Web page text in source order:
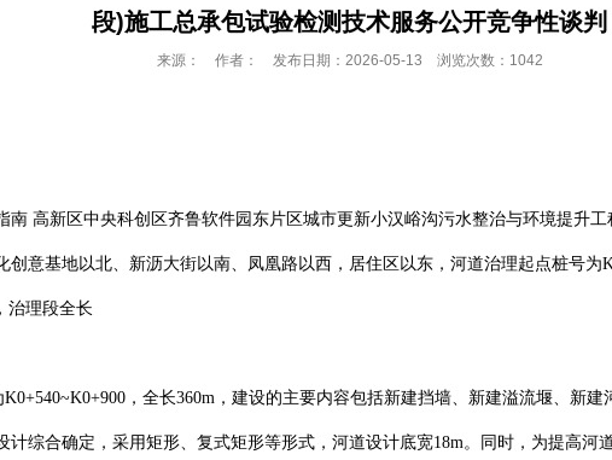
段)施工总承包试验检测技术服务公开竞争性谈判
来源： 作者： 发布日期：2026-05-13 浏览次数：1042
南 高新区中央科创区齐鲁软件园东片区城市更新小汉峪沟污水整治与环境提升工
创意基地以北、新沥大街以南、凤凰路以西，居住区以东，河道治理起点桩号为
治理段全长
K0+540~K0+900，全长360m，建设的主要内容包括新建挡墙、新建溢流堰、新
计综合确定，采用矩形、复式矩形等形式，河道设计底宽18m。同时，为提高河